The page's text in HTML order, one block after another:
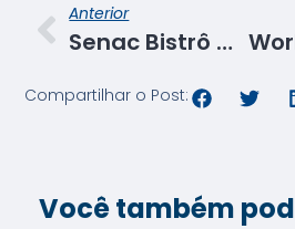
Anterior
Senac Bistrô Cacique Chá amplia horário de funcionamento para receber confraternizações
Compartilhar o Post:
Você também